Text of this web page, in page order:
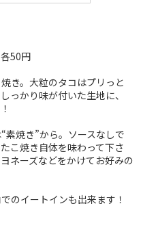
50円
き。大粒のタコはプリっと
っかり味が付いた生地に、
素焼き”から。ソースなしで
こ焼き自体を味わって下さ
ネーズなどをかけてお好みの
のイートインも出来ます！